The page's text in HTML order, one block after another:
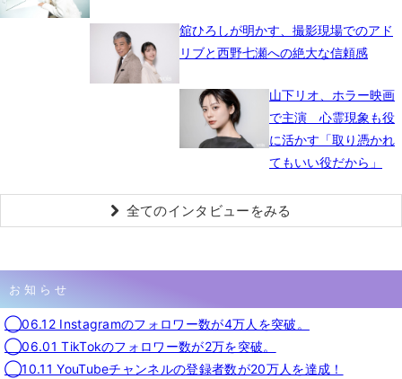
舘ひろしが明かす、撮影現場でのアド
リブと西野七瀬への絶大な信頼感
山下リオ、ホラー映画
で主演 心霊現象も役
に活かす「取り憑かれ
てもいい役だから」
全てのインタビューをみる
お知らせ
◯06.12 Instagramのフォロワー数が4万人を突破。
◯06.01 TikTokのフォロワー数が2万を突破。
◯10.11 YouTubeチャンネルの登録者数が20万人を達成！